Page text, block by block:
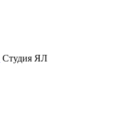
Студия ЯЛ